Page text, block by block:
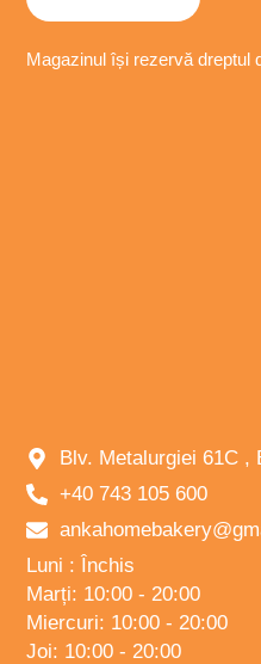
Magazinul își rezervă dreptul
Blv. Metalurgiei 61C ,
+40 743 105 600
Luni : Închis
Marți: 10:00 - 20:00
Miercuri: 10:00 - 20:00
Joi: 10:00 - 20:00